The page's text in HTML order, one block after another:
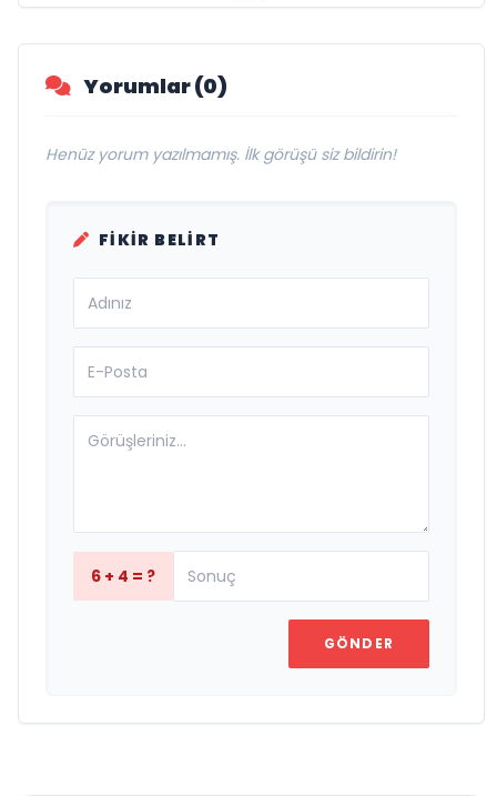
Yorumlar (0)
Henüz yorum yazılmamış. İlk görüşü siz bildirin!
FIKIR BELIRT
6 + 4 = ?
GÖNDER